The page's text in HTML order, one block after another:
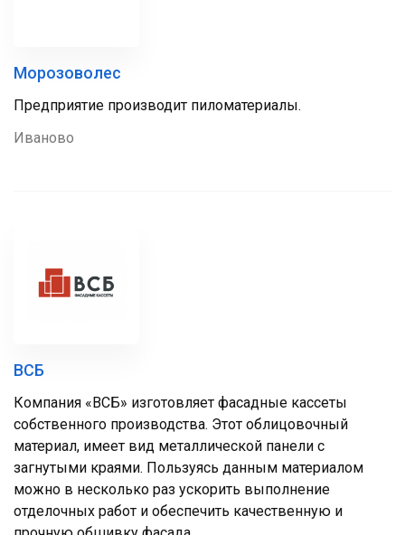
Морозоволес
Предприятие производит пиломатериалы.
Иваново
ВСБ
Компания «ВСБ» изготовляет фасадные кассеты
собственного производства. Этот облицовочный
материал, имеет вид металлической панели с
загнутыми краями. Пользуясь данным материалом
можно в несколько раз ускорить выполнение
отделочных работ и обеспечить качественную и